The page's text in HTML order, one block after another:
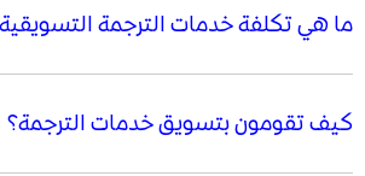
ما هي تكلفة خدمات الترجمة
كيف تقومون بتسويق خدمات الترجمة؟